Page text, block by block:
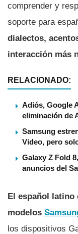
comprender y
soporte para
dialectos,
interacción más
RELACIONADO:
Adiós, Google
eliminación de
Samsung
Video, pero
Galaxy Z Fold
anuncios del
El español latino
modelos
los dispositivos